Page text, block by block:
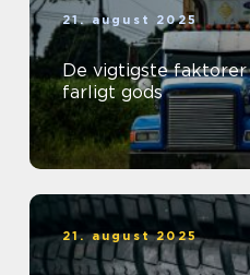
21. august 2025
De vigtigste
farligt gods
21. august 2025